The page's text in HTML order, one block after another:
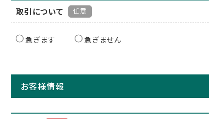
取引について 任意
急ぎます 急ぎません
お客様情報